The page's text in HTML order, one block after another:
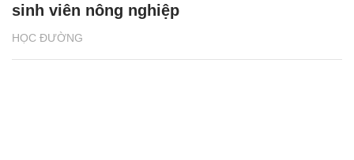
HỌC ĐƯỜNG
sinh viên nông nghiệp